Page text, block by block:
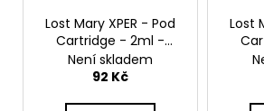
Lost Mary XPER - Pod
Cartridge - 2ml -
0,8ohm
Není skladem
92 Kč
Lost